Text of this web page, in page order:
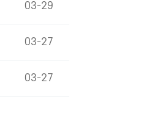
03-29
03-27
03-27